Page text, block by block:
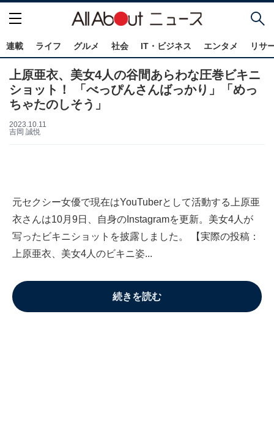
連載 ライフ グルメ 社会 IT・ビジネス エンタメ リサ
上原亜衣、美女4人の谷間あらわな圧巻ビキニ
ショット！ 「べっぴんさんばっかり」「めっ
ちゃたのしそう」
2023.10.11
吉岡 誠悦
元セクシー女優で現在はYouTuberとして活動する上原亜
衣さんは10月9日、自身のInstagramを更新。美女4人が
写ったビキニショットを披露しました。 【実際の投稿：
上原亜衣、美女4人のビキニ姿...
続きを読む